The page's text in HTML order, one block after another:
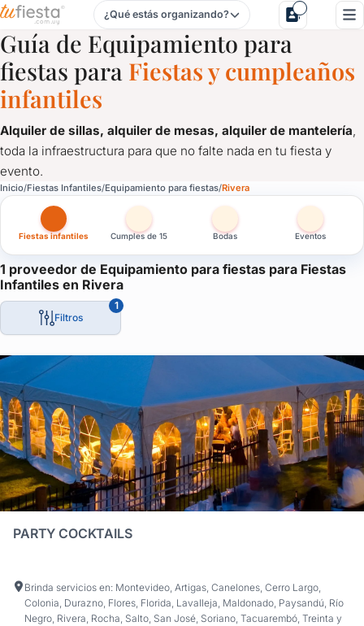
Equipamiento para fiestas para Fiestas Infantiles en Rivera
¿Qué estás organizando?
Guía de Equipamiento para
fiestas para Fiestas y cumpleaños
infantiles
Alquiler de sillas, alquiler de mesas, alquiler de mantelería
toda la infraestructura para que no falte nada en tu fiesta y
evento.
Inicio Fiestas Infantiles Equipamiento para fiestas Rivera
Fiestas infantiles Cumples de 15 Bodas Eventos
1 proveedor de Equipamiento para fiestas para Fiestas
Infantiles en Rivera
Filtros
1
PARTY COCKTAILS
Brinda servicios en: Montevideo, Artigas, Canelones, Cerro Largo,
Colonia, Durazno, Flores, Florida, Lavalleja, Maldonado, Paysandú, Río
Negro, Rivera, Rocha, Salto, San José, Soriano, Tacuarembó, Treinta y
Equipamiento para fiestas para Fiestas Infantiles en Rivera
Alquiler de sillas, alquiler de mesas, alquiler de mantelería